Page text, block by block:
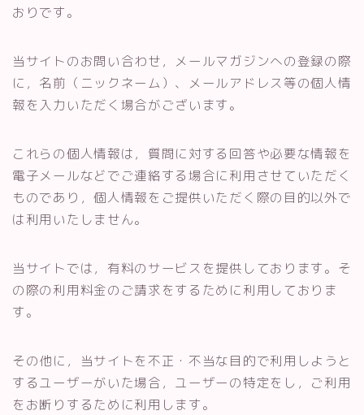
おりです。
当サイトのお問い合わせ，メールマガジンへの登録の際
に，名前（ニックネーム）、メールアドレス等の個人情
報を入力いただく場合がございます。
これらの個人情報は，質問に対する回答や必要な情報を
電子メールなどでご連絡する場合に利用させていただく
ものであり，個人情報をご提供いただく際の目的以外で
は利用いたしません。
当サイトでは，有料のサービスを提供しております。そ
の際の利用料金のご請求をするために利用しておりま
す。
その他に，当サイトを不正・不当な目的で利用しようと
するユーザーがいた場合，ユーザーの特定をし，ご利用
をお断りするために利用します。